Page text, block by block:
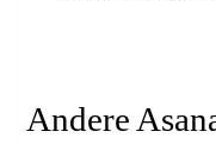
Andere